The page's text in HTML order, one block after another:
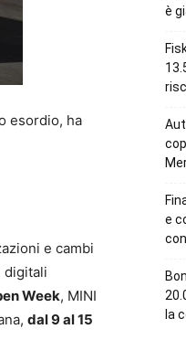
esordio, ha
e cambi
digitali
Week, MINI
dal 9 al 15
è
e
la